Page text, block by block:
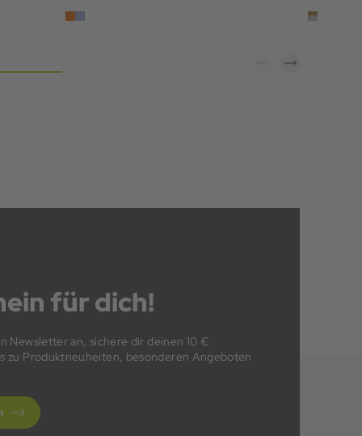
für dich!
Newsletter an, sichere dir deinen 10 €
zu Produktneuheiten, besonderen Angeboten